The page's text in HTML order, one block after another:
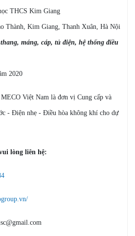
THCS Kim Giang
Thành, Kim Giang, Thanh Xuân, Hà Nội
máng, cáp, tủ điện, hệ thống điều
2020
Việt Nam là đơn vị Cung cấp và
- Điện nhẹ - Điều hòa không khí cho dự
lòng liên hệ: